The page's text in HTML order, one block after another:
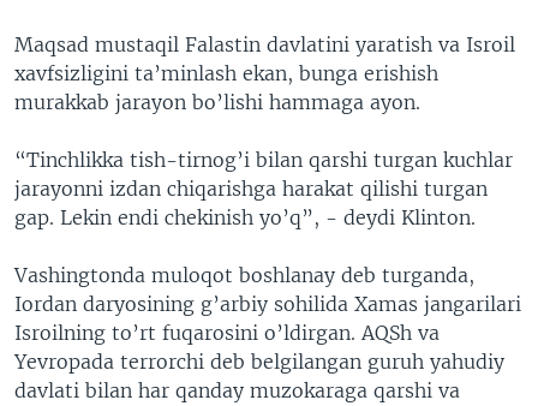
Maqsad mustaqil Falastin davlatini yaratish va Isroil
xavfsizligini ta’minlash ekan, bunga erishish
murakkab jarayon bo’lishi hammaga ayon.
“Tinchlikka tish-tirnog’i bilan qarshi turgan kuchlar
jarayonni izdan chiqarishga harakat qilishi turgan
gap. Lekin endi chekinish yo’q”, - deydi Klinton.
Vashingtonda muloqot boshlanay deb turganda,
Iordan daryosining g’arbiy sohilida Xamas jangarilari
Isroilning to’rt fuqarosini o’ldirgan. AQSh va
Yevropada terrorchi deb belgilangan guruh yahudiy
davlati bilan har qanday muzokaraga qarshi va